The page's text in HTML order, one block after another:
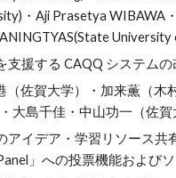
・Aji Prasetya WIBAWA
University
支援する CAQQ システム
（佐賀大学）・加来薫（木
大島千佳・中山功一（佐賀
アイデア・学習リソース共
」への投票機能および